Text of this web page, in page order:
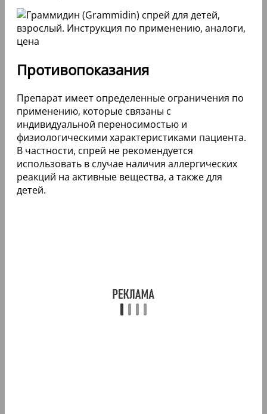
Противопоказания
Препарат имеет определенные ограничения по
применению, которые связаны с
индивидуальной переносимостью и
физиологическими характеристиками пациента.
В частности, спрей не рекомендуется
использовать в случае наличия аллергических
реакций на активные вещества, а также для
детей.